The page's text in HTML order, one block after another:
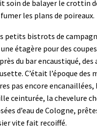
soin de balayer le crottin
les plans de poireaux.
petits bistrots de
étagère pour des
du bar encaustiqué, des
C’était l’époque des
pas encore encanaillées,
ceinturée, la chevelure
d’eau de Cologne,
vite fait recoiffé.